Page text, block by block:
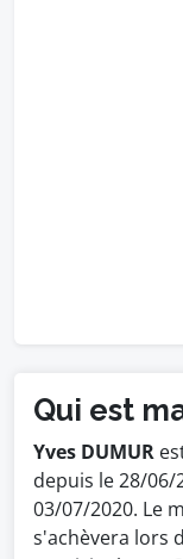
Qui est
Yves DUMUR
depuis le 28/06/
03/07/2020. Le
s'achèvera lors